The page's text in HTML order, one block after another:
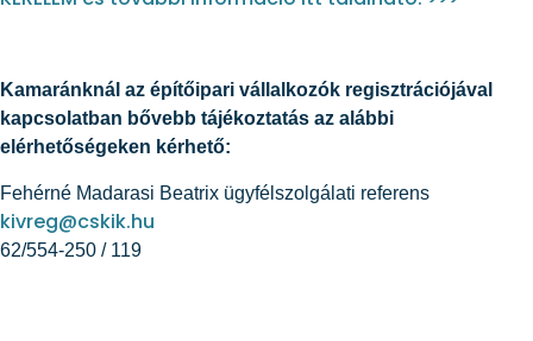
Kamaránknál az építőipari vállalkozók regisztrációjával
kapcsolatban bővebb tájékoztatás az alábbi
elérhetőségeken kérhető:
Fehérné Madarasi Beatrix ügyfélszolgálati referens
kivreg@cskik.hu
62/554-250 / 119